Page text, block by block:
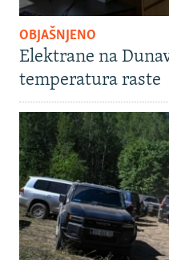
OBJAŠNJENO
Elektrane na
temperatura raste